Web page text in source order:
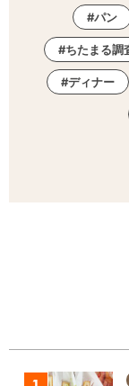
パン
ちたまる調
ディナー